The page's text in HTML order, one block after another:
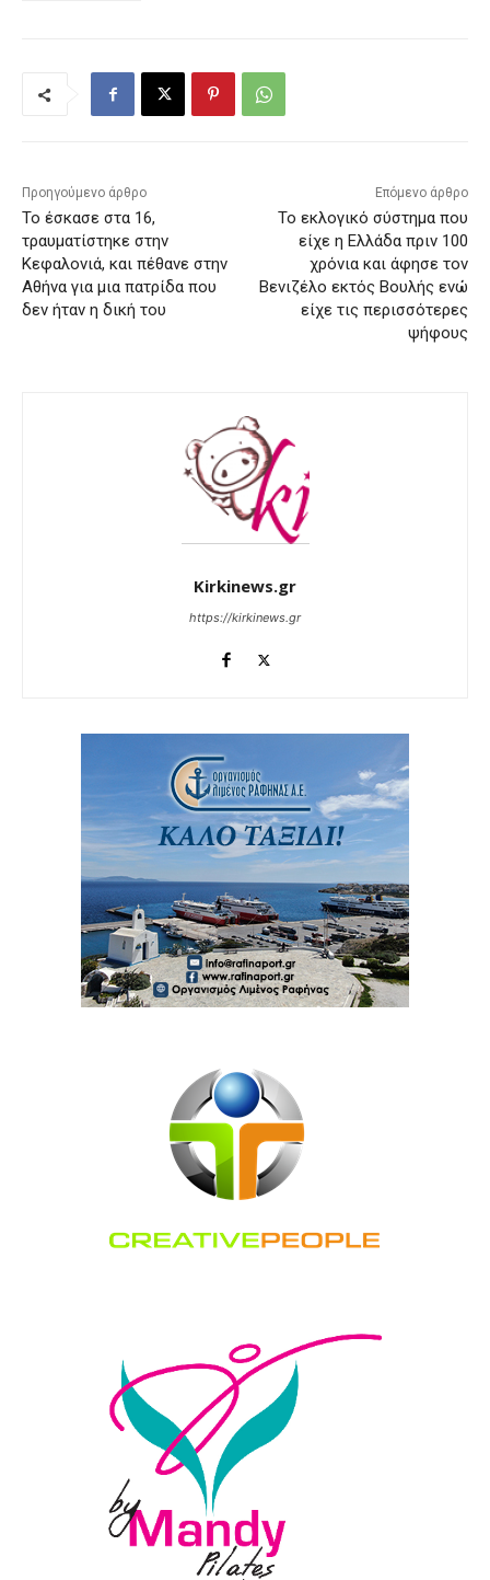
Προηγούμενο άρθρο
Το έσκασε στα 16,
τραυματίστηκε στην
Κεφαλονιά, και πέθανε στην
Αθήνα για μια πατρίδα που
δεν ήταν η δική του
Επόμενο άρθρο
Το εκλογικό σύστημα που
είχε η Ελλάδα πριν 100
χρόνια και άφησε τον
Βενιζέλο εκτός Βουλής ενώ
είχε τις περισσότερες
ψήφους
Kirkinews.gr
https://kirkinews.gr